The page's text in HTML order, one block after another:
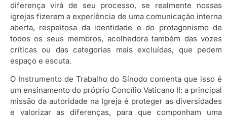
diferença virá de seu processo, se realmente nossas
igrejas fizerem a experiência de uma comunicação interna
aberta, respeitosa da identidade e do protagonismo de
todos os seus membros, acolhedora também das vozes
críticas ou das categorias mais excluídas, que pedem
espaço e escuta.
O Instrumento de Trabalho do Sínodo comenta que isso é
um ensinamento do próprio Concílio Vaticano II: a principal
missão da autoridade na Igreja é proteger as diversidades
e valorizar as diferenças, para que componham uma